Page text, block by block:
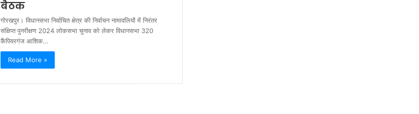
बैठक
गोरखपुर। विधानसभा निर्वाचित क्षेत्र की निर्वाचन नामावलियों में निरंतर
संक्षिप्त पुनरीक्षण 2024 लोकसभा चुनाव को लेकर विधानसभा 320
कैंपियरगंज आशिक…
Read More »